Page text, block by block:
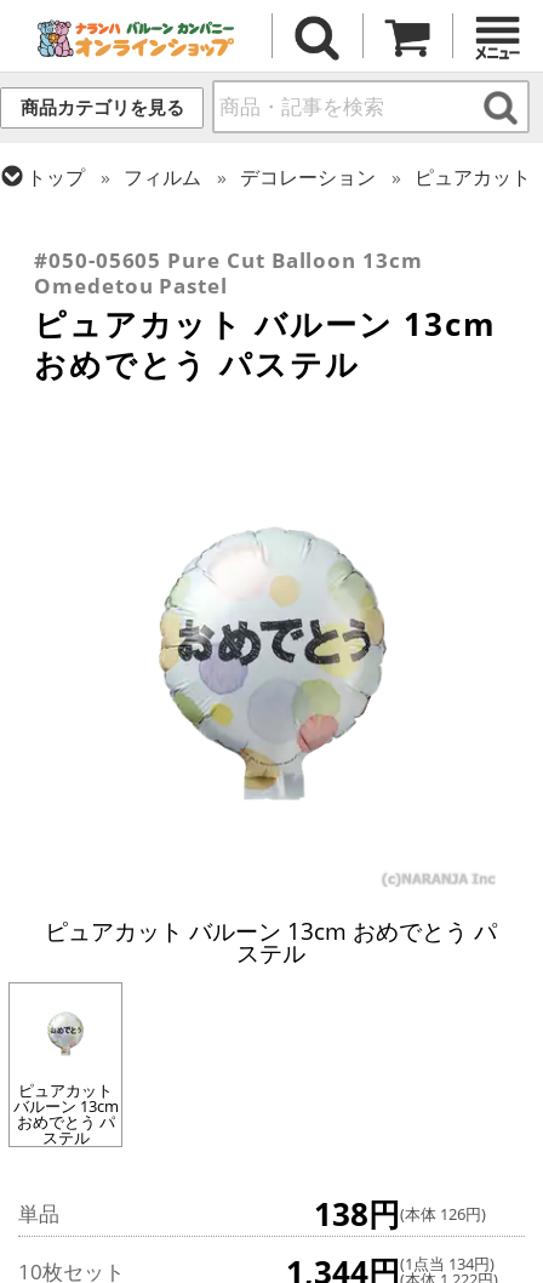
商品カテゴリを見る
トップ フィルム デコレーション
ピュアカット
#050-05605 Pure Cut Balloon 13cm
Omedetou Pastel
ピュアカット バルーン 13cm
おめでとう パステル
ピュアカット バルーン 13cm おめでとう パ
ステル
ピュアカット
バルーン 13cm
おめでとう パ
ステル
単品 138円(本体 126円)
10枚セット 1,344円(1点当 134円)